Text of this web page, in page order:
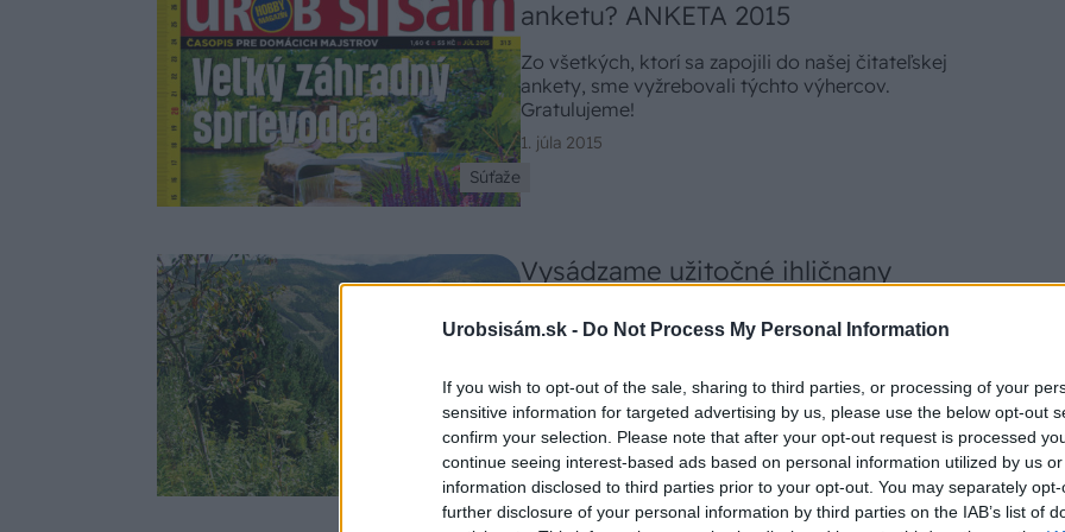
Urobsisám.sk - Do Not Process My Personal Information
If you wish to opt-out of the sale, sharing to third parties, or processing of your
sensitive information for targeted advertising by us, please use the below opt-out
confirm your selection. Please note that after your opt-out request is processed
continue seeing interest-based ads based on personal information utilized by us
information disclosed to third parties prior to your opt-out. You may separately
further disclosure of your personal information by third parties on the IAB’s list of
Súťaže
anketu? ANKETA 2015
Zo všetkých, ktorí sa zapojili do našej čitateľskej
ankety, sme vyžrebovali týchto výhercov.
Gratulujeme!
1. júla 2015
Okrasná záhrada
Vysádzame užitočné ihličnany
Aj vám je ľúto tisícov stromčekov, ktoré padnú za
obeť Vianociam? Nebolo by lepšie kochať sa živými,
funkcie? Vybrať si môžete z mnohých druhov, tvarov
aj veľkostí.
8. januára 2015